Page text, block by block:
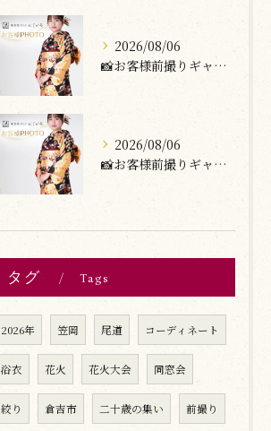
2026/08/06
📸お客様前撮りギャラリー
2026/08/06
📸お客様前撮りギャラリー
タグ Tags
2026年 笠岡 尾道 コーディネート
浴衣 花火 花火大会 同窓会
絞り 倉吉市 二十歳の集い 前撮り